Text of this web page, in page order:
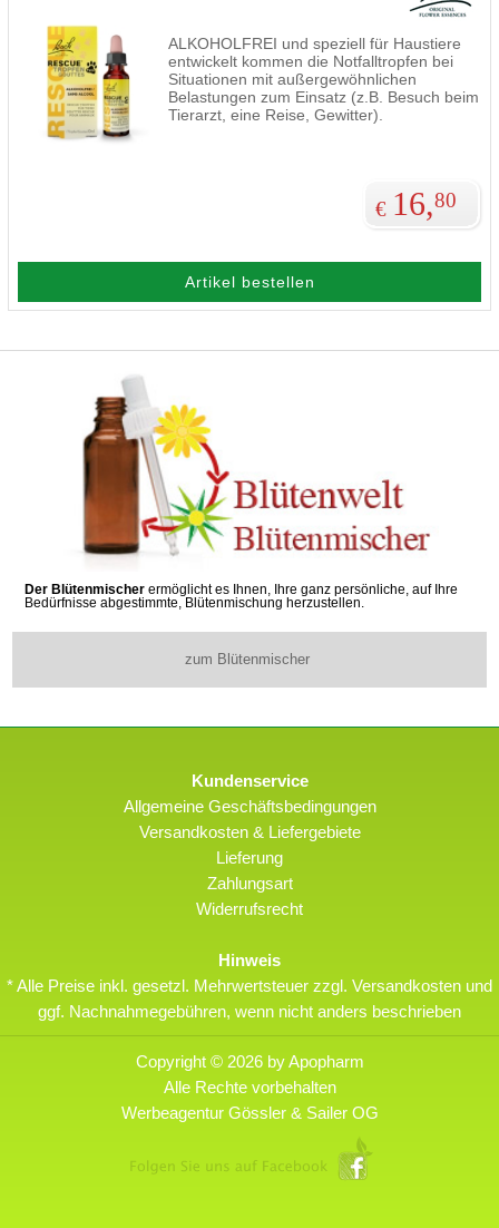
ALKOHOLFREI und speziell für Haustiere
entwickelt kommen die Notfalltropfen bei
Situationen mit außergewöhnlichen
Belastungen zum Einsatz (z.B. Besuch beim
Tierarzt, eine Reise, Gewitter).
€ 16,80
Artikel bestellen
Der Blütenmischer ermöglicht es Ihnen, Ihre ganz persönliche, auf Ihre
Bedürfnisse abgestimmte, Blütenmischung herzustellen.
zum Blütenmischer
Kundenservice
Allgemeine Geschäftsbedingungen
Versandkosten & Liefergebiete
Lieferung
Zahlungsart
Widerrufsrecht
Hinweis
* Alle Preise inkl. gesetzl. Mehrwertsteuer zzgl. Versandkosten und
ggf. Nachnahmegebühren, wenn nicht anders beschrieben
Copyright © 2026 by Apopharm
Alle Rechte vorbehalten
Werbeagentur Gössler & Sailer OG